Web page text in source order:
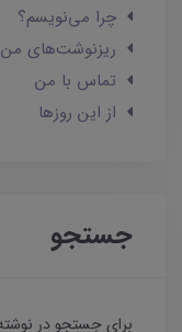
چرا می‌نویسم؟
ریزنوشت‌های من
تماس با من
از این روزها
جستجو
برای جستجو در